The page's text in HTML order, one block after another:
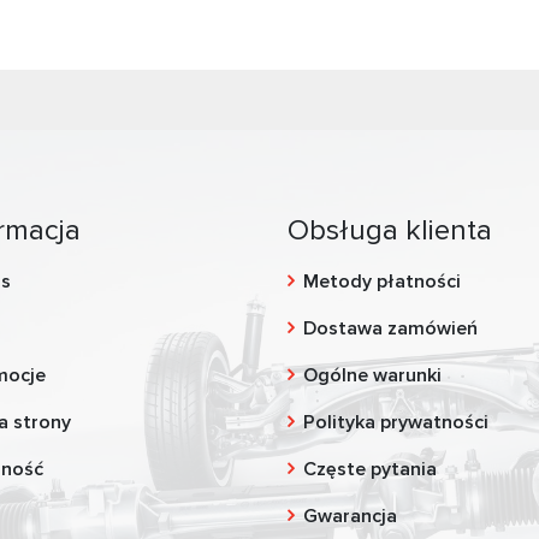
strony
Obsługa klienta
Metody płatności
Dostawa zamówień
Ogólne warunki
Polityka prywatności
Częste pytania
Gwarancja